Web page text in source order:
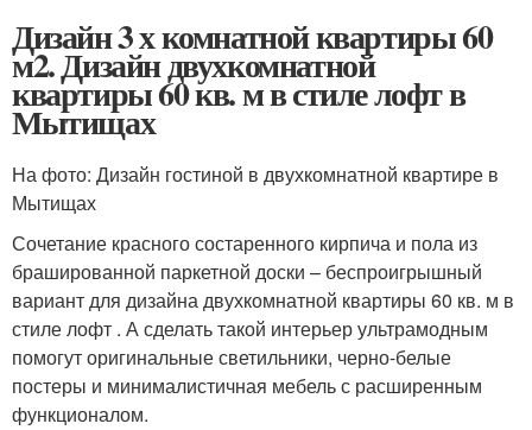
Дизайн 3 х комнатной квартиры 60
м2. Дизайн двухкомнатной
квартиры 60 кв. м в стиле лофт в
Мытищах
На фото: Дизайн гостиной в двухкомнатной квартире в
Мытищах
Сочетание красного состаренного кирпича и пола из
брашированной паркетной доски – беспроигрышный
вариант для дизайна двухкомнатной квартиры 60 кв. м в
стиле лофт . А сделать такой интерьер ультрамодным
помогут оригинальные светильники, черно-белые
постеры и минималистичная мебель с расширенным
функционалом.